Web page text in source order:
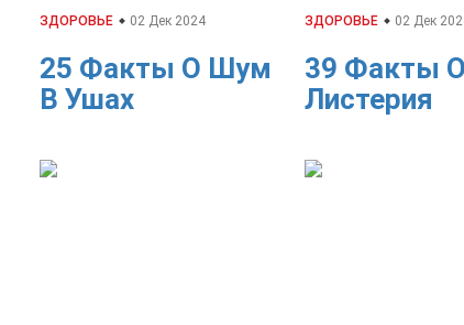
ЗДОРОВЬЕ 02 Дек 2024
25 Факты О Шум
В Ушах
ЗДОРОВЬЕ 02 Дек
39 Факты
Листерия